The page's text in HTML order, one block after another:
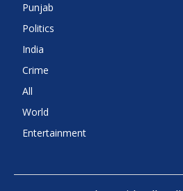
Punjab
Politics
India
Crime
All
World
Entertainment